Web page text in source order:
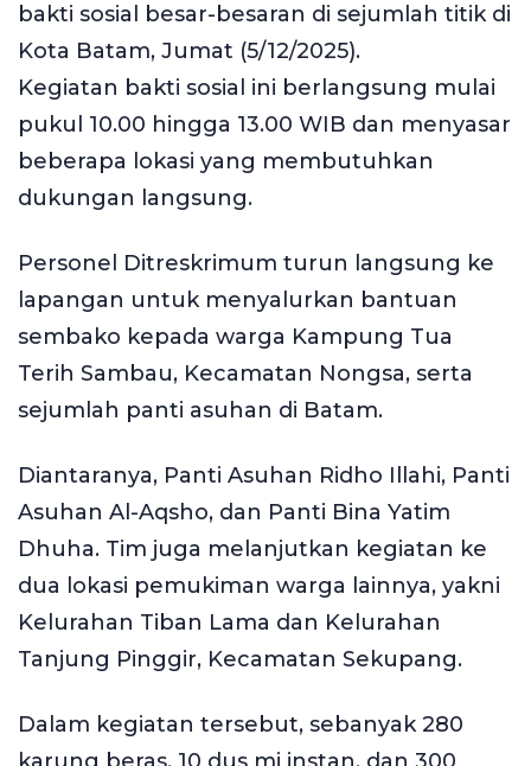
bakti sosial besar-besaran di sejumlah titik di
Kota Batam, Jumat (5/12/2025).
Kegiatan bakti sosial ini berlangsung mulai
pukul 10.00 hingga 13.00 WIB dan menyasar
beberapa lokasi yang membutuhkan
dukungan langsung.
Personel Ditreskrimum turun langsung ke
lapangan untuk menyalurkan bantuan
sembako kepada warga Kampung Tua
Terih Sambau, Kecamatan Nongsa, serta
sejumlah panti asuhan di Batam.
Diantaranya, Panti Asuhan Ridho Illahi, Panti
Asuhan Al-Aqsho, dan Panti Bina Yatim
Dhuha. Tim juga melanjutkan kegiatan ke
dua lokasi pemukiman warga lainnya, yakni
Kelurahan Tiban Lama dan Kelurahan
Tanjung Pinggir, Kecamatan Sekupang.
Dalam kegiatan tersebut, sebanyak 280